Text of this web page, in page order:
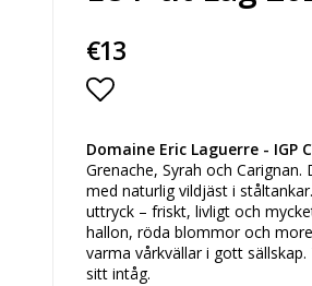
€13
Lägg till i
Domaine Eric Laguerre - IGP
Grenache, Syrah och
med naturlig vildjäst i
uttryck – friskt, livligt och
hallon, röda blommor och
varma vårkvällar i gott
sitt intåg.